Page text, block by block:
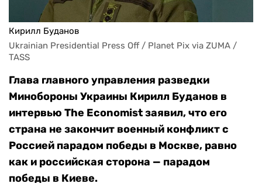
Кирилл Буданов
Ukrainian Presidential Press Off / Planet Pix via ZUMA /
TASS
Глава главного управления разведки
Минобороны Украины Кирилл Буданов в
интервью The Economist заявил, что его
страна не закончит военный конфликт с
Россией парадом победы в Москве, равно
как и российская сторона — парадом
победы в Киеве.